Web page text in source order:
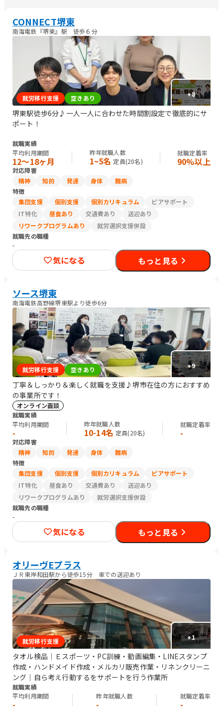
CONNECT堺東
南海電鉄『堺東』駅 徒歩６分
+8
就労移行支援 空きあり
堺東駅徒歩6分♪一人一人に合わせた時間割設定で徹底的にサ
ポート！
就職実績
平均利用期間
12〜18ヶ月
昨年就職人数
1~5名 定員(20名)
就職定着率
90%以上
対応障害
精神
知的 発達 身体
難病
特徴
集団支援
個別支援 個別カリキュラム
ピアサポート
IT特化
昼食あり 交通費あり
送迎あり
リワークプログラムあり
就労選択支援併設
就職先の職種
-
気になる もっと見る
ソース堺東
南海電鉄高野線堺東駅より徒歩6分
+9
就労移行支援 空きあり
丁寧＆しっかり＆楽しく就職を支援♪堺市在住の方におすすめ
の事業所です！
オンライン面談
就職実績
平均利用期間
-
昨年就職人数
10-14名 定員(20名)
就職定着率
-
対応障害
精神
知的 発達 身体
難病
特徴
集団支援
個別支援 個別カリキュラム
ピアサポート
IT特化
昼食あり 交通費あり
送迎あり
リワークプログラムあり
就労選択支援併設
就職先の職種
-
気になる もっと見る
オリーヴEプラス
ＪＲ東岸和田駅から徒歩15分 車での送迎あり
+1
就労移行支援
タオル検品｜Ｅスポーツ・PC訓練・動画編集・LINEスタンプ
作成・ハンドメイド作成・メルカリ販売作業・リネンクリーニ
ング｜自ら考え行動するをサポートを行う作業所
就職実績
平均利用期間
-
昨年就職人数
-
就職定着率
-